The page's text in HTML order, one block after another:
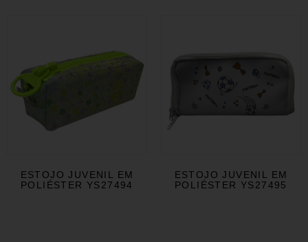
ESTOJO JUVENIL EM
POLIÉSTER YS27494
ESTOJO JUVENIL EM
POLIÉSTER YS27495